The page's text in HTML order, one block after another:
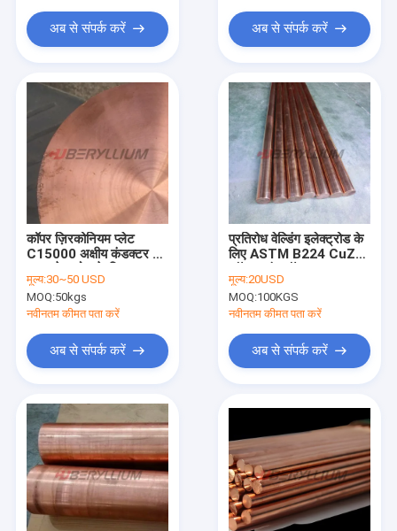
अब से संपर्क करें अब से संपर्क करें
कॉपर ज़िरकोनियम प्लेट
C15000 अक्षीय कंडक्टर बैक
मूल्य:30~50 USD
MOQ:50kgs
नवीनतम कीमत पता करें
अब से संपर्क करें
प्रतिरोध वेल्डिंग इलेक्ट्रोड के
लिए ASTM B224 CuZr
मूल्य:20USD
MOQ:100KGS
नवीनतम कीमत पता करें
अब से संपर्क करें